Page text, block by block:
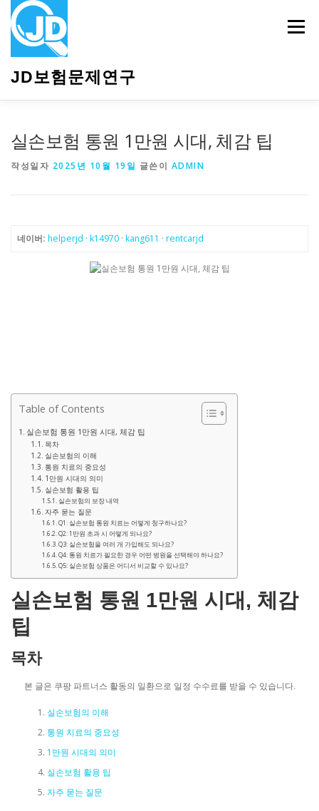
JD보험문제연구
메뉴
실손보험 통원 1만원 시대, 체감 팁
작성일자 2025년 10월 19일 글쓴이 ADMIN
네이버: helperjd · k14970 · kang611 · rentcarjd
Table of Contents
실손보험 통원 1만원 시대, 체감 팁
목차
실손보험의 이해
통원 치료의 중요성
1만원 시대의 의미
실손보험 활용 팁
실손보험의 보장 내역
자주 묻는 질문
Q1: 실손보험 통원 치료는 어떻게 청구하나요?
Q2: 1만원 초과 시 어떻게 되나요?
Q3: 실손보험을 여러 개 가입해도 되나요?
Q4: 통원 치료가 필요한 경우 어떤 병원을 선택해야 하나요?
Q5: 실손보험 상품은 어디서 비교할 수 있나요?
실손보험 통원 1만원 시대, 체감
팁
목차
본 글은 쿠팡 파트너스 활동의 일환으로 일정 수수료를 받을 수 있습니다.
실손보험의 이해
통원 치료의 중요성
1만원 시대의 의미
실손보험 활용 팁
자주 묻는 질문